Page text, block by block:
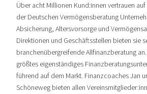
Über acht Millionen Kund:innen vertrauen
der Deutschen Vermögensberatung
Absicherung, Altersvorsorge und
Direktionen und Geschäftsstellen bieten sie
branchenübergreifende Allfinanzberatung
größtes eigenständiges
führend auf dem Markt. Finanzcoaches Jan
Schöneweg bieten allen